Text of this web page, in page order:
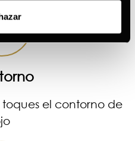
el contorno de